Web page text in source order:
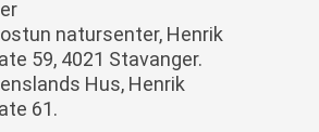
natursenter, Henrik
59, 4021 Stavanger.
Hus, Henrik
61.